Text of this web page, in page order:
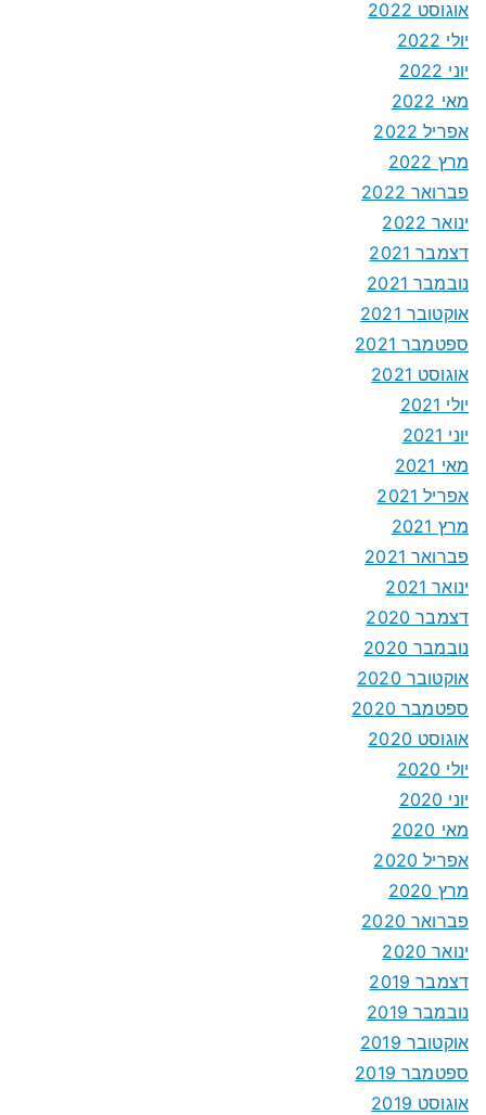
אוגוסט 2022
יולי 2022
יוני 2022
מאי 2022
אפריל 2022
מרץ 2022
פברואר 2022
ינואר 2022
דצמבר 2021
נובמבר 2021
אוקטובר 2021
ספטמבר 2021
אוגוסט 2021
יולי 2021
יוני 2021
מאי 2021
אפריל 2021
מרץ 2021
פברואר 2021
ינואר 2021
דצמבר 2020
נובמבר 2020
אוקטובר 2020
ספטמבר 2020
אוגוסט 2020
יולי 2020
יוני 2020
מאי 2020
אפריל 2020
מרץ 2020
פברואר 2020
ינואר 2020
דצמבר 2019
נובמבר 2019
אוקטובר 2019
ספטמבר 2019
אוגוסט 2019